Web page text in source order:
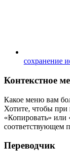
сохранение
Контекстное
Какое меню вам
Хотите, чтобы при
«Копировать» или
соответствующем
Переводчик